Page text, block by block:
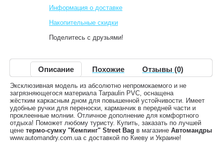
Информация о доставке
Накопительные скидки
Поделитесь с друзьями!
Описание Похожие Отзывы (0)
Эксклюзивная модель из абсолютно непромокаемого и не
загрязняющегося материала Tarpaulin PVC, оснащена
жёстким каркасным дном для повышенной устойчивости. Имеет
удобные ручки для переноски, карманчик в передней части и
проклеенные молнии. Отличное дополнение для комфортного
отдыха! Поможет любому туристу. Купить, заказать по лучшей
цене термо-сумку "Кемпинг" Street Bag в магазине Автомандры
www.automandry.com.ua с доставкой по Киеву и Украине!